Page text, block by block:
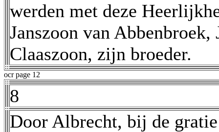
werden met deze
Janszoon van
Claaszoon, zijn broeder.
ocr page 12
8
Door Albrecht, bij de